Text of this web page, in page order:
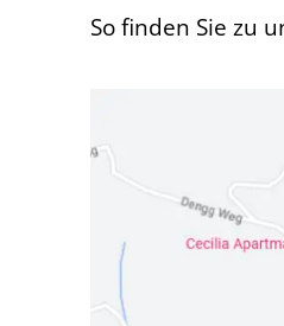
So finden Sie zu